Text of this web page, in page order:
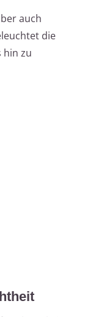
auch
die
hin zu